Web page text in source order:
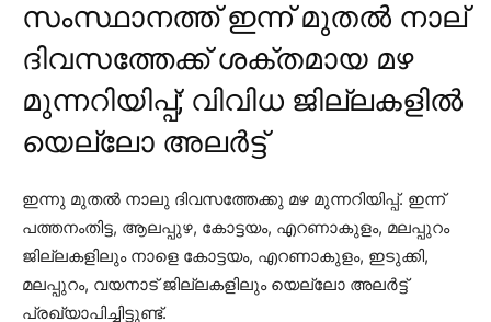
സംസ്ഥാനത്ത് ഇന്ന് മുതല്‍ നാല്
ദിവസത്തേക്ക് ശക്തമായ മഴ
മുന്നറിയിപ്പ്; വിവിധ ജില്ലകളിൽ
യെല്ലോ അലര്‍ട്ട്
ഇന്നു മുതല്‍ നാലു ദിവസത്തേക്കു മഴ മുന്നറിയിപ്പ്. ഇന്ന്
പത്തനംതിട്ട, ആലപ്പുഴ, കോട്ടയം, എറണാകുളം, മലപ്പുറം
ജില്ലകളിലും നാളെ കോട്ടയം, എറണാകുളം, ഇടുക്കി,
മലപ്പുറം, വയനാട് ജില്ലകളിലും യെല്ലോ അലര്‍ട്ട്
പ്രഖ്യാപിച്ചിട്ടുണ്ട്.